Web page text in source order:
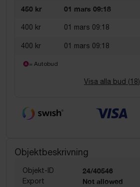
450 kr 01 mars 09:18
400 kr 01 mars 09:18
400 kr 01 mars 09:18
= Autobud
Visa alla bud (18)
Objektbeskrivning
Objekt-ID 24/40546
Export Not allowed